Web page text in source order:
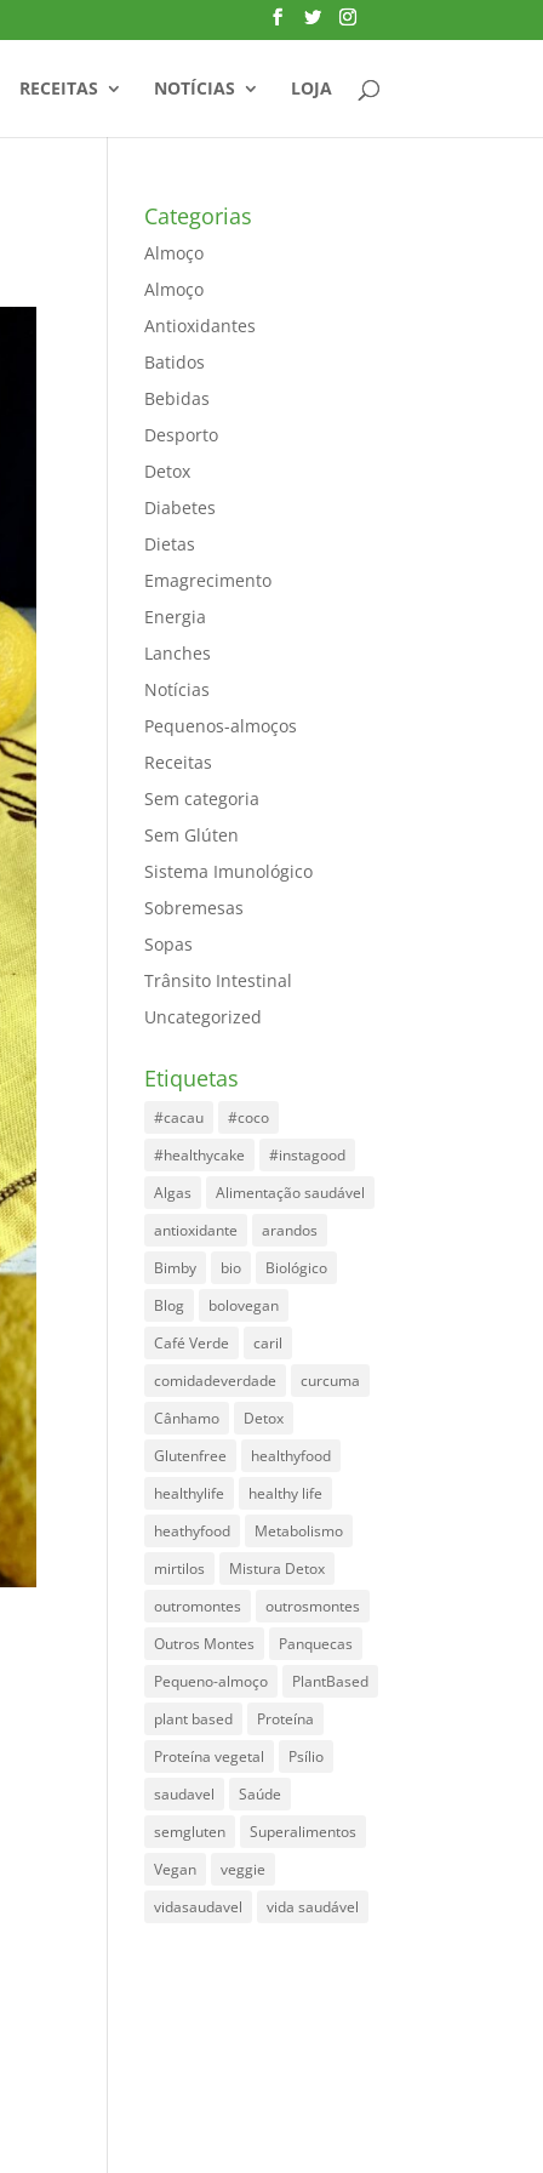
RECEITAS NOTÍCIAS LOJA
Categorias
Almoço
Almoço
Antioxidantes
Batidos
Bebidas
Desporto
Detox
Diabetes
Dietas
Emagrecimento
Energia
Lanches
Notícias
Pequenos-almoços
Receitas
Sem categoria
Sem Glúten
Sistema Imunológico
Sobremesas
Sopas
Trânsito Intestinal
Uncategorized
Etiquetas
#cacau
#coco
#healthycake
#instagood
Algas
Alimentação saudável
antioxidante
arandos
Bimby
bio
Biológico
Blog
bolovegan
Café Verde
caril
comidadeverdade
curcuma
Cânhamo
Detox
Glutenfree
healthyfood
healthylife
healthy life
heathyfood
Metabolismo
mirtilos
Mistura Detox
outromontes
outrosmontes
Outros Montes
Panquecas
Pequeno-almoço
PlantBased
plant based
Proteína
Proteína vegetal
Psílio
saudavel
Saúde
semgluten
Superalimentos
Vegan
veggie
vidasaudavel
vida saudável